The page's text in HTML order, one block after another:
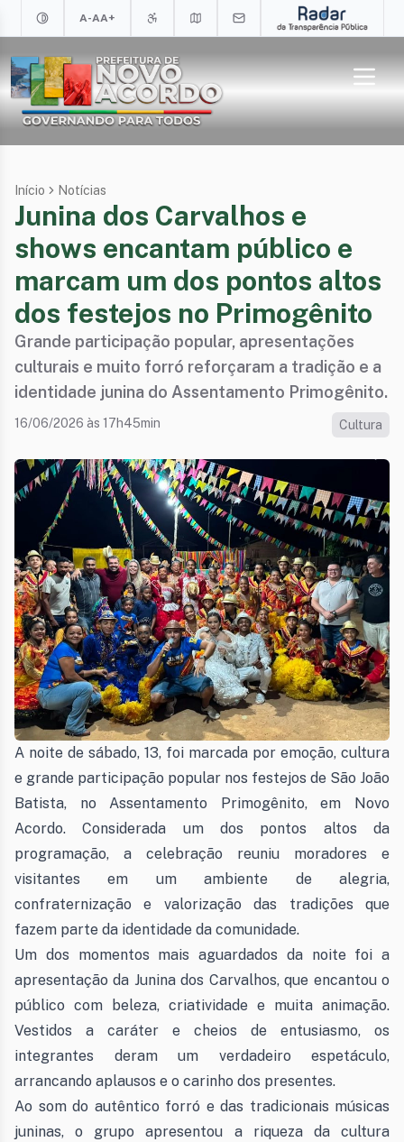
A-AA+
Início Notícias
Junina dos Carvalhos e
shows encantam público e
marcam um dos pontos altos
dos festejos no Primogênito
Grande participação popular, apresentações
culturais e muito forró reforçaram a tradição e a
identidade junina do Assentamento Primogênito.
16/06/2026 às 17h45min Cultura
A noite de sábado, 13, foi marcada por emoção, cultura
e grande participação popular nos festejos de São João
Batista, no Assentamento Primogênito, em Novo
Acordo. Considerada um dos pontos altos da
programação, a celebração reuniu moradores e
visitantes em um ambiente de alegria,
confraternização e valorização das tradições que
fazem parte da identidade da comunidade.
Um dos momentos mais aguardados da noite foi a
apresentação da Junina dos Carvalhos, que encantou o
público com beleza, criatividade e muita animação.
Vestidos a caráter e cheios de entusiasmo, os
integrantes deram um verdadeiro espetáculo,
arrancando aplausos e o carinho dos presentes.
Ao som do autêntico forró e das tradicionais músicas
juninas, o grupo apresentou a riqueza da cultura